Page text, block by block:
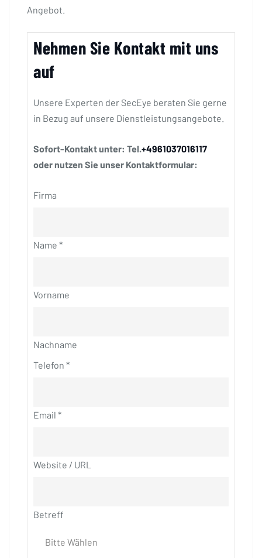
Angebot.
Nehmen Sie Kontakt mit uns
auf
Unsere Experten der SecEye beraten Sie gerne
in Bezug auf unsere Dienstleistungsangebote.
Sofort-Kontakt unter: Tel.+4961037016117
oder nutzen Sie unser Kontaktformular:
Firma
Name *
Vorname
Nachname
Telefon *
Email *
Website / URL
Betreff